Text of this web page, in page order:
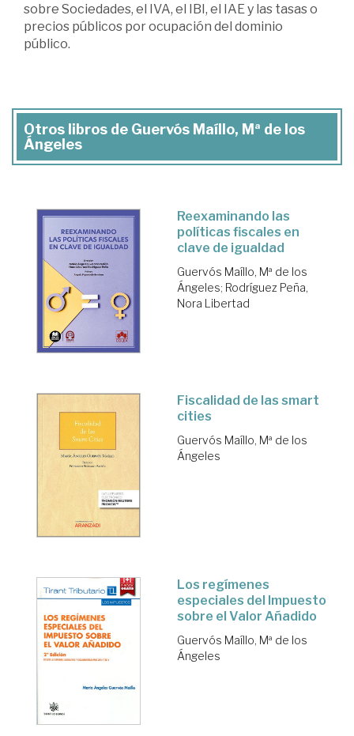
sobre Sociedades, el IVA, el IBI, el IAE y las tasas o
precios públicos por ocupación del dominio
público.
Otros libros de Guervós Maíllo, Mª de los
Ángeles
Reexaminando las
políticas fiscales en
clave de igualdad
Guervós Maíllo, Mª de los
Ángeles; Rodríguez Peña,
Nora Libertad
Fiscalidad de las smart
cities
Guervós Maíllo, Mª de los
Ángeles
Los regímenes
especiales del Impuesto
sobre el Valor Añadido
Guervós Maíllo, Mª de los
Ángeles